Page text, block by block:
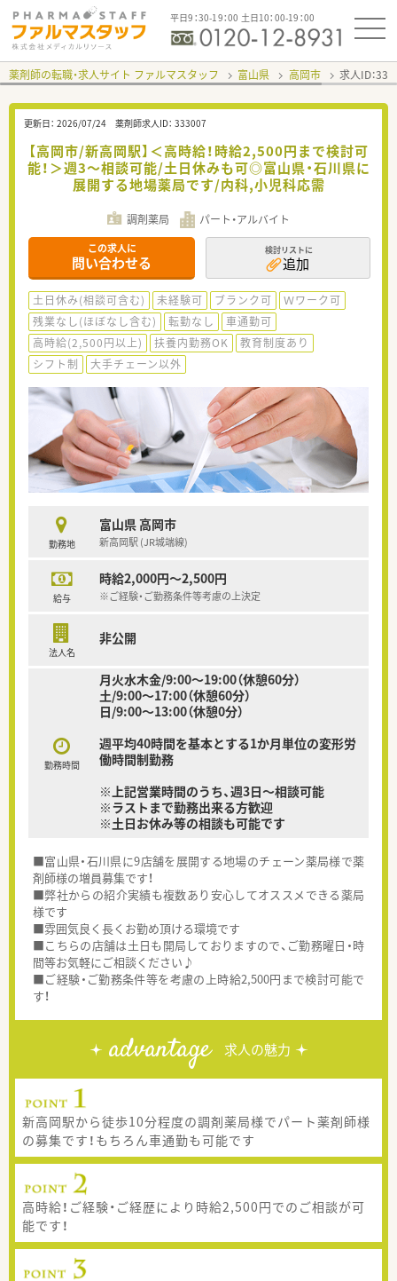
平日9：30-19：00 土日10：00-19：00
薬剤師の転職・求人サイト ファルマスタッフ 富山県 高岡市 求人ID：
更新日： 2026/07/24 薬剤師求人ID： 333007
【高岡市/新高岡駅】＜高時給！時給2,500円まで検討可
能！＞週3～相談可能/土日休みも可◎富山県・石川県に
展開する地場薬局です/内科,小児科応需
調剤薬局 パート・アルバイト
この求人に
問い合わせる
検討リストに
追加
土日休み(相談可含む) 未経験可 ブランク可
Ｗワーク可
残業なし(ほぼなし含む)
転勤なし
車通勤可
高時給(2,500円以上)
扶養内勤務OK
教育制度あり
シフト制
大手チェーン以外
勤務地
富山県 高岡市
新高岡駅 (JR城端線)
給与
時給2,000円～2,500円
※ご経験・ご勤務条件等考慮の上決定
法人名
非公開
勤務時間
月火水木金/9:00～19:00（休憩60分）
土/9:00～17:00（休憩60分）
日/9:00～13:00（休憩0分）
週平均40時間を基本とする1か月単位の変形労
働時間制勤務
※上記営業時間のうち、週3日～相談可能
※ラストまで勤務出来る方歓迎
※土日お休み等の相談も可能です
■富山県・石川県に9店舗を展開する地場のチェーン薬局様で薬
剤師様の増員募集です！
■弊社からの紹介実績も複数あり安心してオススメできる薬局
様です
■雰囲気良く長くお勤め頂ける環境です
■こちらの店舗は土日も開局しておりますので、ご勤務曜日・時
間等お気軽にご相談ください♪
■ご経験・ご勤務条件等を考慮の上時給2,500円まで検討可能で
す！
advantage 求人の魅力
新高岡駅から徒歩10分程度の調剤薬局様でパート薬剤師様
の募集です！もちろん車通勤も可能です
高時給！ご経験・ご経歴により時給2,500円でのご相談が可
能です！